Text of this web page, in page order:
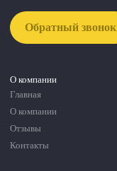
О компании
Главная
О компании
Отзывы
Контакты
Обратный звонок